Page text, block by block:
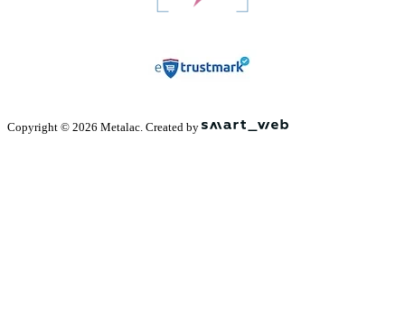
Copyright © 2026 Metalac. Created by